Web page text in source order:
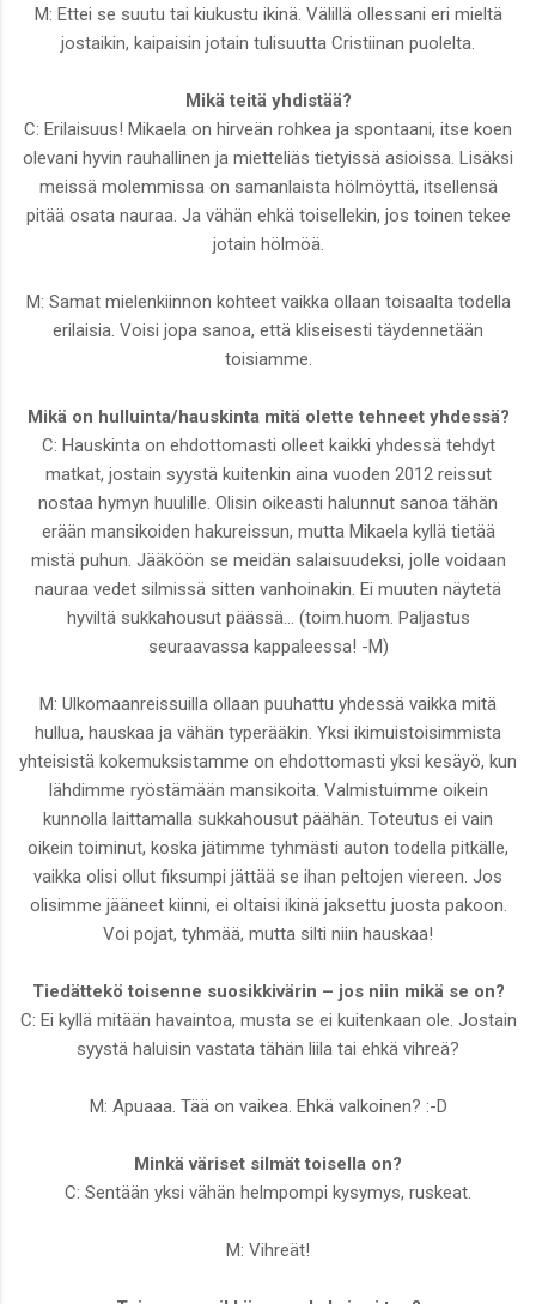
M: Ettei se suutu tai kiukustu ikinä. Välillä ollessani eri mieltä
jostaikin, kaipaisin jotain tulisuutta Cristiinan puolelta.
Mikä teitä yhdistää?
C: Erilaisuus! Mikaela on hirveän rohkea ja spontaani, itse koen
olevani hyvin rauhallinen ja mietteliäs tietyissä asioissa. Lisäksi
meissä molemmissa on samanlaista hölmöyttä, itsellensä
pitää osata nauraa. Ja vähän ehkä toisellekin, jos toinen tekee
jotain hölmöä.
M: Samat mielenkiinnon kohteet vaikka ollaan toisaalta todella
erilaisia. Voisi jopa sanoa, että kliseisesti täydennetään
toisiamme.
Mikä on hulluinta/hauskinta mitä olette tehneet yhdessä?
C: Hauskinta on ehdottomasti olleet kaikki yhdessä tehdyt
matkat, jostain syystä kuitenkin aina vuoden 2012 reissut
nostaa hymyn huulille. Olisin oikeasti halunnut sanoa tähän
erään mansikoiden hakureissun, mutta Mikaela kyllä tietää
mistä puhun. Jääköön se meidän salaisuudeksi, jolle voidaan
nauraa vedet silmissä sitten vanhoinakin. Ei muuten näytetä
hyviltä sukkahousut päässä... (toim.huom. Paljastus
seuraavassa kappaleessa! -M)
M: Ulkomaanreissuilla ollaan puuhattu yhdessä vaikka mitä
hullua, hauskaa ja vähän typerääkin. Yksi ikimuistoisimmista
yhteisistä kokemuksistamme on ehdottomasti yksi kesäyö, kun
lähdimme ryöstämään mansikoita. Valmistuimme oikein
kunnolla laittamalla sukkahousut päähän. Toteutus ei vain
oikein toiminut, koska jätimme tyhmästi auton todella pitkälle,
vaikka olisi ollut fiksumpi jättää se ihan peltojen viereen. Jos
olisimme jääneet kiinni, ei oltaisi ikinä jaksettu juosta pakoon.
Voi pojat, tyhmää, mutta silti niin hauskaa!
Tiedättekö toisenne suosikkivärin – jos niin mikä se on?
C: Ei kyllä mitään havaintoa, musta se ei kuitenkaan ole. Jostain
syystä haluisin vastata tähän liila tai ehkä vihreä?
M: Apuaaa. Tää on vaikea. Ehkä valkoinen? :-D
Minkä väriset silmät toisella on?
C: Sentään yksi vähän helmpompi kysymys, ruskeat.
M: Vihreät!